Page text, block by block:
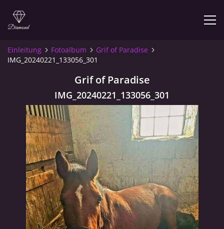
© 2026 eStránky.cz
Einleitung Fotoalbum
Grif of Paradise
IMG_20240221_133056_301
Grif of Paradise
IMG_20240221_133056_301